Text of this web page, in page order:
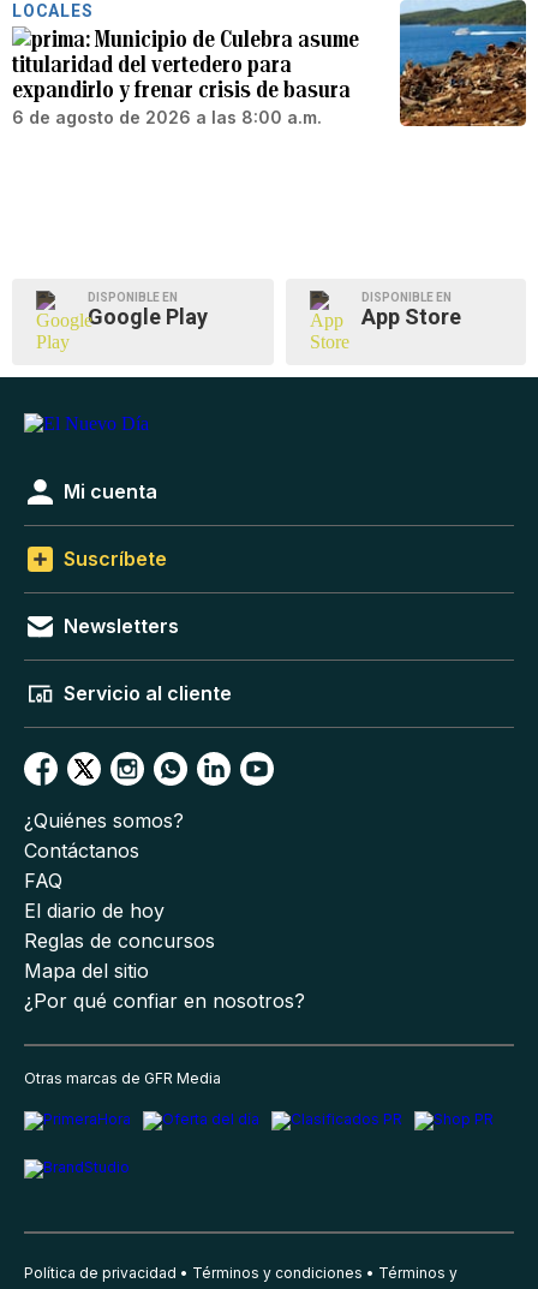
LOCALES
Municipio de Culebra asume
titularidad del vertedero para
expandirlo y frenar crisis de basura
6 de agosto de 2026 a las 8:00 a.m.
DISPONIBLE EN
Google Play
DISPONIBLE EN
App Store
Mi cuenta
Suscríbete
Newsletters
Servicio al cliente
¿Quiénes somos?
Contáctanos
FAQ
El diario de hoy
Reglas de concursos
Mapa del sitio
¿Por qué confiar en nosotros?
Otras marcas de GFR Media
Política de privacidad Términos y condiciones Términos y